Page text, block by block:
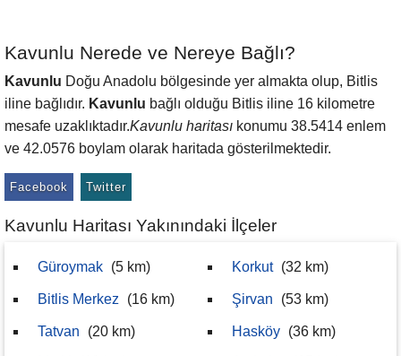
Kavunlu Nerede ve Nereye Bağlı?
Kavunlu Doğu Anadolu bölgesinde yer almakta olup, Bitlis
iline bağlıdır. Kavunlu bağlı olduğu Bitlis iline 16 kilometre
mesafe uzaklıktadır.Kavunlu haritası konumu 38.5414 enlem
ve 42.0576 boylam olarak haritada gösterilmektedir.
Facebook Twitter
Kavunlu Haritası Yakınındaki İlçeler
Güroymak (5 km)
Bitlis Merkez (16 km)
Tatvan (20 km)
Korkut (32 km)
Şirvan (53 km)
Hasköy (36 km)